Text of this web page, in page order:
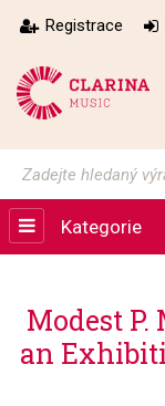
Registrace
Kategorie
Modest
an